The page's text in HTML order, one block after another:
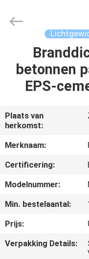
PRODUCTEN
ONGEVEER
ONS
CONTACTEER
ONS
FASEC
Buildings
betonnen
EPS-
Plaats van
herkomst:
Merknaam:
Certificering:
Modelnummer:
Min. bestelaantal:
Prijs:
Verpakking Details: